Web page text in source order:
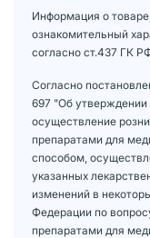
Информация о
ознакомительный
согласно ст.437 ГК
Согласно
697 "Об
осуществление
препаратами для
способом,
указанных
изменений в
Федерации по
препаратами для